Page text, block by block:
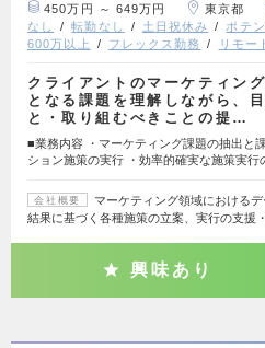
450万円 ～ 649万円 東京都
なし
転勤なし 土日祝休み ポテ
600万以上
フレックス勤務 リモー
クライアントのマーケティン
となる課題を理解しながら、
と・取り組むべきことの提…
■業務内容 ・マーケティング課題の抽出と
ション施策の実行 ・効率的確実な施策実
会社概要
マーケティング領域における
結果に基づく各種施策の立案、実行の支援
興味あり